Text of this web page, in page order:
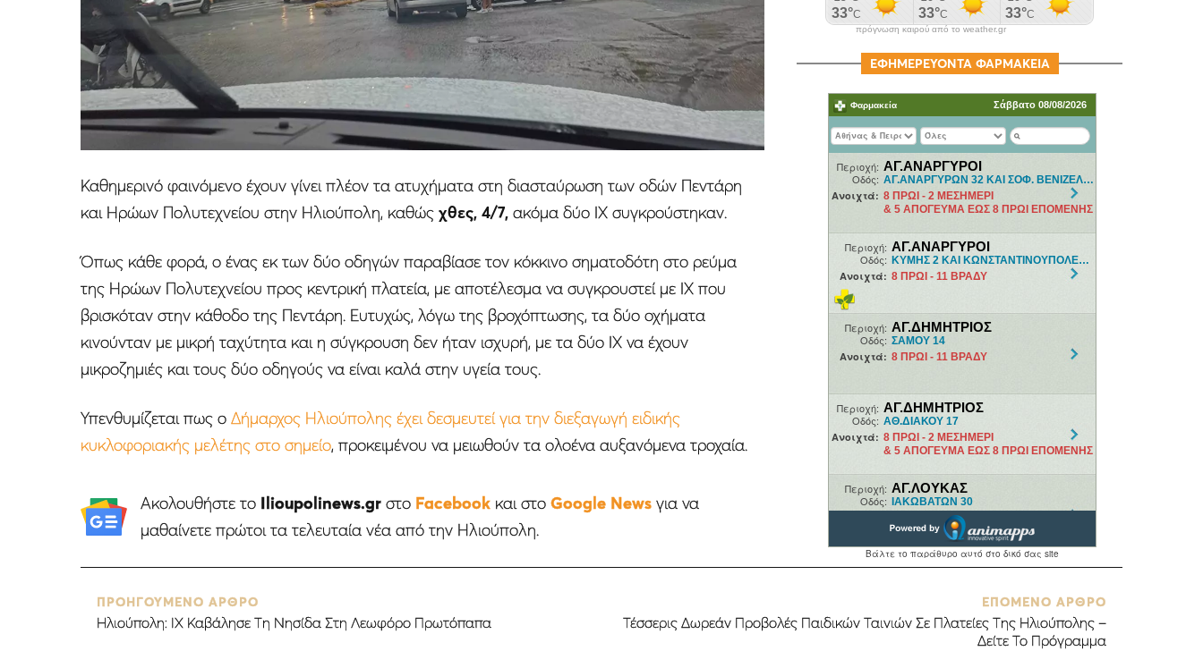
Καθημερινό φαινόμενο έχουν γίνει πλέον τα ατυχήματα στη διασταύρωση των οδών Πεντάρη
και Ηρώων Πολυτεχνείου στην Ηλιούπολη, καθώς χθες, 4/7, ακόμα δύο ΙΧ συγκρούστηκαν.
Όπως κάθε φορά, ο ένας εκ των δύο οδηγών παραβίασε τον κόκκινο σηματοδότη στο ρεύμα
της Ηρώων Πολυτεχνείου προς κεντρική πλατεία, με αποτέλεσμα να συγκρουστεί με ΙΧ που
βρισκόταν στην κάθοδο της Πεντάρη. Ευτυχώς, λόγω της βροχόπτωσης, τα δύο οχήματα
κινούνταν με μικρή ταχύτητα και η σύγκρουση δεν ήταν ισχυρή, με τα δύο ΙΧ να έχουν
μικροζημιές και τους δύο οδηγούς να είναι καλά στην υγεία τους.
Υπενθυμίζεται πως ο Δήμαρχος Ηλιούπολης έχει δεσμευτεί για την διεξαγωγή ειδικής
κυκλοφοριακής μελέτης στο σημείο, προκειμένου να μειωθούν τα ολοένα αυξανόμενα τροχαία.
Ακολουθήστε το Ilioupolinews.grστο Facebookκαι στο Google Newsγια να
μαθαίνετε πρώτοι τα τελευταία νέα από την Ηλιούπολη.
πρόγνωση καιρού από το weather.gr
ΕΦΗΜΕΡΕΥΟΝΤΑ ΦΑΡΜΑΚΕΙΑ
ΠΡΟΗΓΟΥΜΕΝΟ ΑΡΘΡΟ
Ηλιούπολη: ΙΧ Καβάλησε Τη Νησίδα Στη Λεωφόρο Πρωτόπαπα
ΕΠΟΜΕΝΟ ΑΡΘΡΟ
Τέσσερις Δωρεάν Προβολές Παιδικών Ταινιών Σε Πλατείες Της Ηλιούπολης –
Δείτε Το Πρόγραμμα